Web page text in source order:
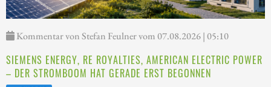
Kommentar von Stefan Feulner vom 07.08.2026 | 05:10
SIEMENS ENERGY, RE ROYALTIES, AMERICAN ELECTRIC POWER
– DER STROMBOOM HAT GERADE ERST BEGONNEN